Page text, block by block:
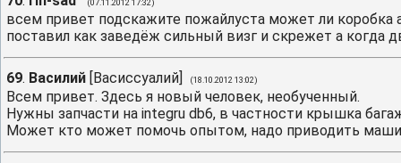
(07.11.2012 17:32)
всем привет подскажите пожайлуста может ли
поставил как заведёж сильный визг и скрежет а когда
69. Василий [Васиссуалий] (18.10.2012 13:02)
Всем привет. Здесь я новый человек, необученный.
Нужны запчасти на integru db6, в частности крышка
Может кто может помочь опытом, надо приводить